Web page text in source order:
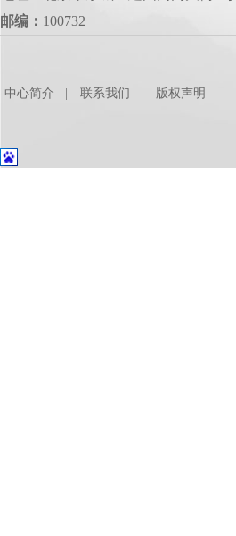
邮编： 100732
中心简介 联系我们 版权声明